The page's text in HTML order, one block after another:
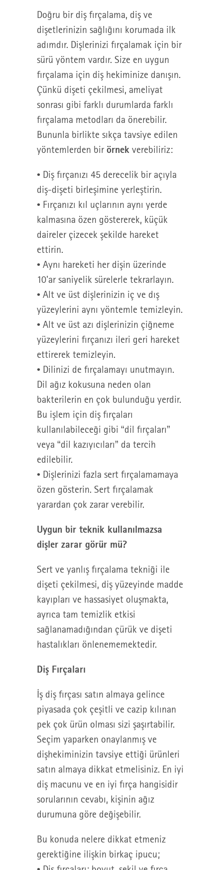
Doğru bir diş fırçalama, diş ve
dişetlerinizin sağlığını korumada ilk
adımdır. Dişlerinizi fırçalamak için bir
sürü yöntem vardır. Size en uygun
fırçalama için diş hekiminize danışın.
Çünkü dişeti çekilmesi, ameliyat
sonrası gibi farklı durumlarda farklı
fırçalama metodları da önerebilir.
Bununla birlikte sıkça tavsiye edilen
yöntemlerden birörnek verebiliriz:
• Diş fırçanızı 45 derecelik bir açıyla
diş-dişeti birleşimine yerleştirin.
• Fırçanızı kıl uçlarının aynı yerde
kalmasına özen göstererek, küçük
daireler çizecek şekilde hareket
ettirin.
• Aynı hareketi her dişin üzerinde
10'ar saniyelik sürelerle tekrarlayın.
• Alt ve üst dişlerinizin iç ve dış
yüzeylerini aynı yöntemle temizleyin.
• Alt ve üst azı dişlerinizin çiğneme
yüzeylerini fırçanızı ileri geri hareket
ettirerek temizleyin.
• Dilinizi de fırçalamayı unutmayın.
Dil ağız kokusuna neden olan
bakterilerin en çok bulunduğu yerdir.
Bu işlem için diş fırçaları
kullanılabileceği gibi “dil fırçaları”
veya “dil kazıyıcıları” da tercih
edilebilir.
• Dişlerinizi fazla sert fırçalamamaya
özen gösterin. Sert fırçalamak
yarardan çok zarar verebilir.
Uygun bir teknik kullanılmazsa
dişler zarar görür mü?
Sert ve yanlış fırçalama tekniği ile
dişeti çekilmesi, diş yüzeyinde madde
kayıpları ve hassasiyet oluşmakta,
ayrıca tam temizlik etkisi
sağlanamadığından çürük ve dişeti
hastalıkları önlenememektedir.
Diş Fırçaları
İş diş fırçası satın almaya gelince
piyasada çok çeşitli ve cazip kılınan
pek çok ürün olması sizi şaşırtabilir.
Seçim yaparken onaylanmış ve
dişhekiminizin tavsiye ettiği ürünleri
satın almaya dikkat etmelisiniz. En iyi
diş macunu ve en iyi fırça hangisidir
sorularının cevabı, kişinin ağız
durumuna göre değişebilir.
Bu konuda nelere dikkat etmeniz
gerektiğine ilişkin birkaç ipucu;